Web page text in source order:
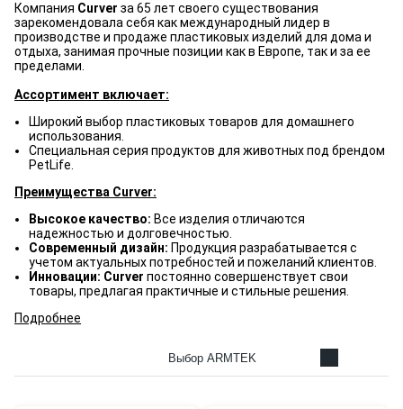
Компания Curver за 65 лет своего существования
зарекомендовала себя как международный лидер в
производстве и продаже пластиковых изделий для дома и
отдыха, занимая прочные позиции как в Европе, так и за ее
пределами.
Ассортимент включает:
Широкий выбор пластиковых товаров для домашнего
использования.
Специальная серия продуктов для животных под брендом
PetLife.
Преимущества Curver:
Высокое качество: Все изделия отличаются
надежностью и долговечностью.
Современный дизайн: Продукция разрабатывается с
учетом актуальных потребностей и пожеланий клиентов.
Инновации: Curver постоянно совершенствует свои
товары, предлагая практичные и стильные решения.
Подробнее
Выбор ARMTEK